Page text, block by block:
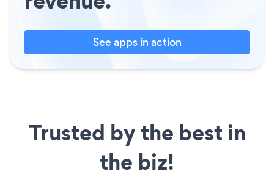
See apps in action
Trusted by the best in
the biz!